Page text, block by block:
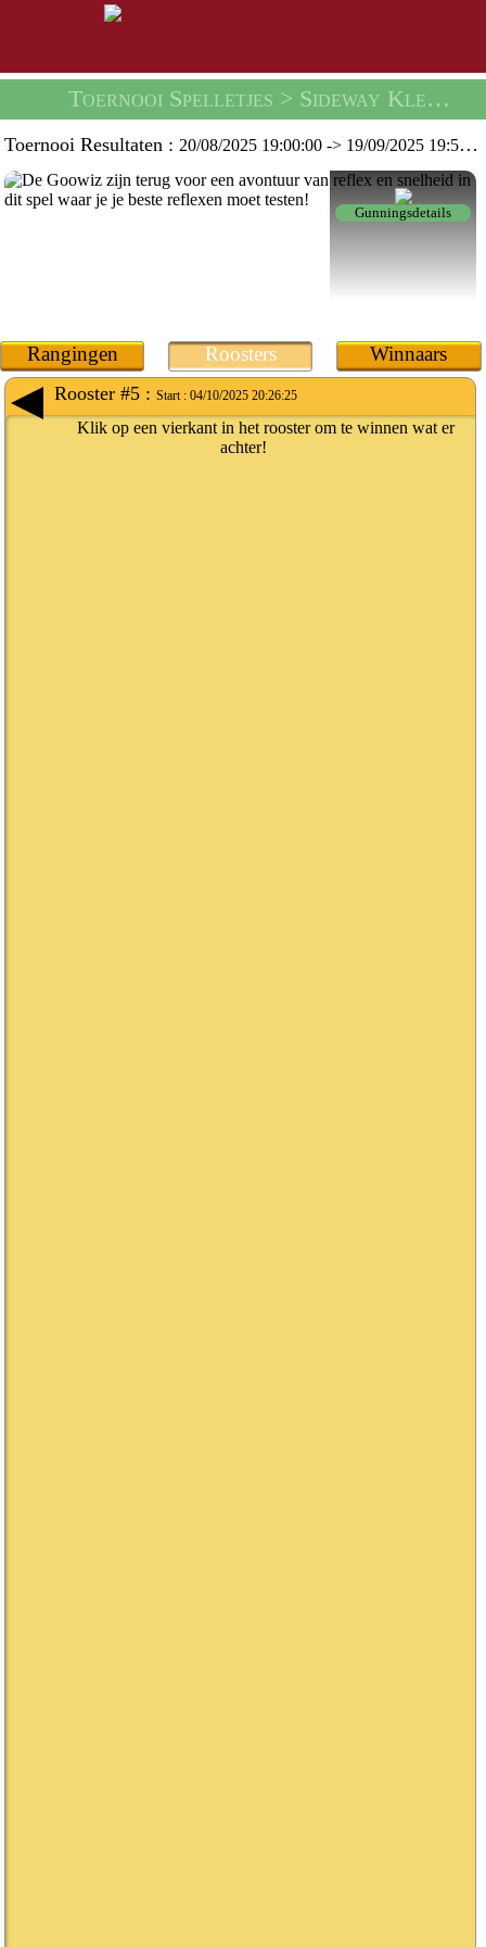
Toernooi Spelletjes > Sideway Kleuren Toernooi -
Toernooi Resultaten :20/08/2025 19:00:00 -> 19/09/2025 19:59:59
Gunningsdetails
Rangingen Roosters Winnaars
Rooster #5 : Start : 04/10/2025 20:26:25
Klik op een vierkant in het rooster om te winnen wat er
achter!